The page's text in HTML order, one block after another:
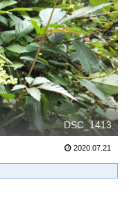
DSC_1413
2020.07.21